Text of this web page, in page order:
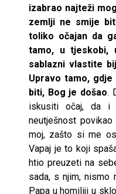
izabrao najteži
zemlji ne smije
toliko očajan da
tamo, u tjeskobi,
sablazni vlastite
Upravo tamo,
biti, Bog je došao.
iskusiti očaj, da i
neutješnost
moj, zašto si me
Vapaj je to koji
htio preuzeti na
sada, s njim, nismo
Papa u homiliji u